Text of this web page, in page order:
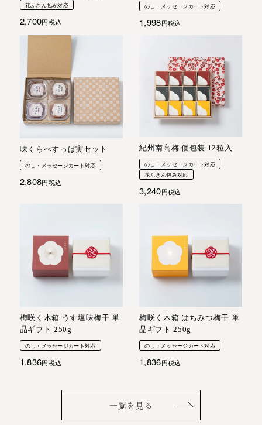
花ふきん包み対応
2,700 税込
のし・メッセージカート対応
1,998 税込
味くらべすっぱ実セット
のし・メッセージカート対応
2,808 税込
紀州南高梅 個包装 12粒入
のし・メッセージカート対応
花ふきん包み対応
3,240 税込
梅咲く木箱 うす塩味梅干 単
品ギフト 250g
のし・メッセージカート対応
1,836 税込
梅咲く木箱 はちみつ梅干 単
品ギフト 250g
のし・メッセージカート対応
1,836 税込
一覧を見る